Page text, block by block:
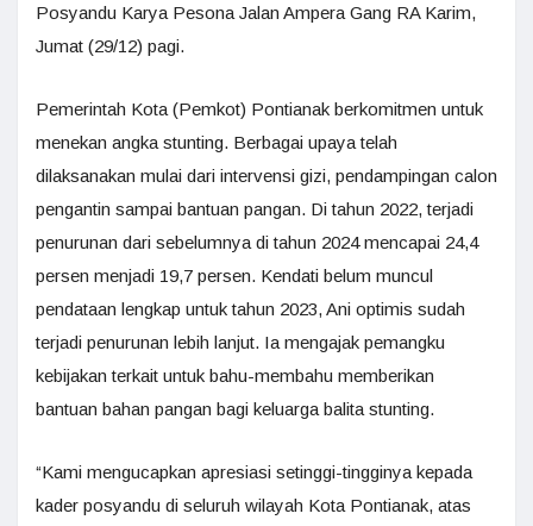
Posyandu Karya Pesona Jalan Ampera Gang RA Karim,
Jumat (29/12) pagi.
Pemerintah Kota (Pemkot) Pontianak berkomitmen untuk
menekan angka stunting. Berbagai upaya telah
dilaksanakan mulai dari intervensi gizi, pendampingan calon
pengantin sampai bantuan pangan. Di tahun 2022, terjadi
penurunan dari sebelumnya di tahun 2024 mencapai 24,4
persen menjadi 19,7 persen. Kendati belum muncul
pendataan lengkap untuk tahun 2023, Ani optimis sudah
terjadi penurunan lebih lanjut. Ia mengajak pemangku
kebijakan terkait untuk bahu-membahu memberikan
bantuan bahan pangan bagi keluarga balita stunting.
“Kami mengucapkan apresiasi setinggi-tingginya kepada
kader posyandu di seluruh wilayah Kota Pontianak, atas